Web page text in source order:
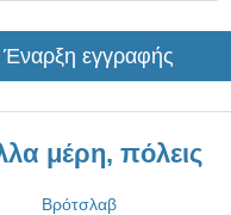
Έναρξη εγγραφής
μέρη, πόλεις
Βρότσλαβ